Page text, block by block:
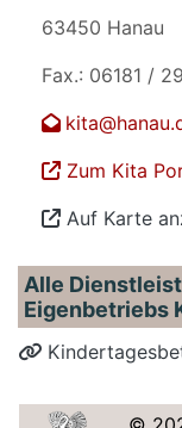
63450 Hanau
Fax.: 06181 /
Zum Kita
Auf Karte
Alle
Eigenbetriebs